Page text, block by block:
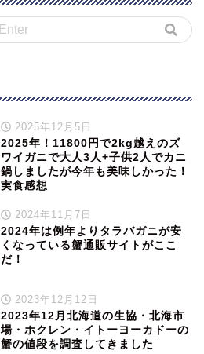
2025年12月5日
2025年！11800円で2kg越えのズ
ワイガニで大人3人+子供2人でカニ
鍋しましたが今年も美味しかった！
実食感想
2024年11月7日
2024年は例年よりタラバガニが安
くなっている蟹通販サイトがここ
だ！
2023年12月12日
2023年12月北海道の生協・北海市
場・ホクレン・イトーヨーカドーの
蟹の値段を調査してきました